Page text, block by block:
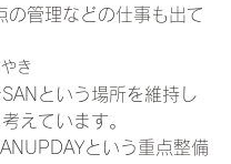
き
という場所を維持し
えています。
という重点整備